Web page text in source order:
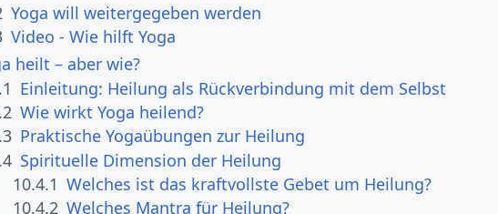
Yoga will weitergegeben werden
Video - Wie hilft Yoga
heilt – aber wie?
Einleitung: Heilung als Rückverbindung mit dem Selbst
Wie wirkt Yoga heilend?
Praktische Yogaübungen zur Heilung
Spirituelle Dimension der Heilung
10.4.1 Welches ist das kraftvollste Gebet um Heilung?
10.4.2 Welches Mantra für Heilung?